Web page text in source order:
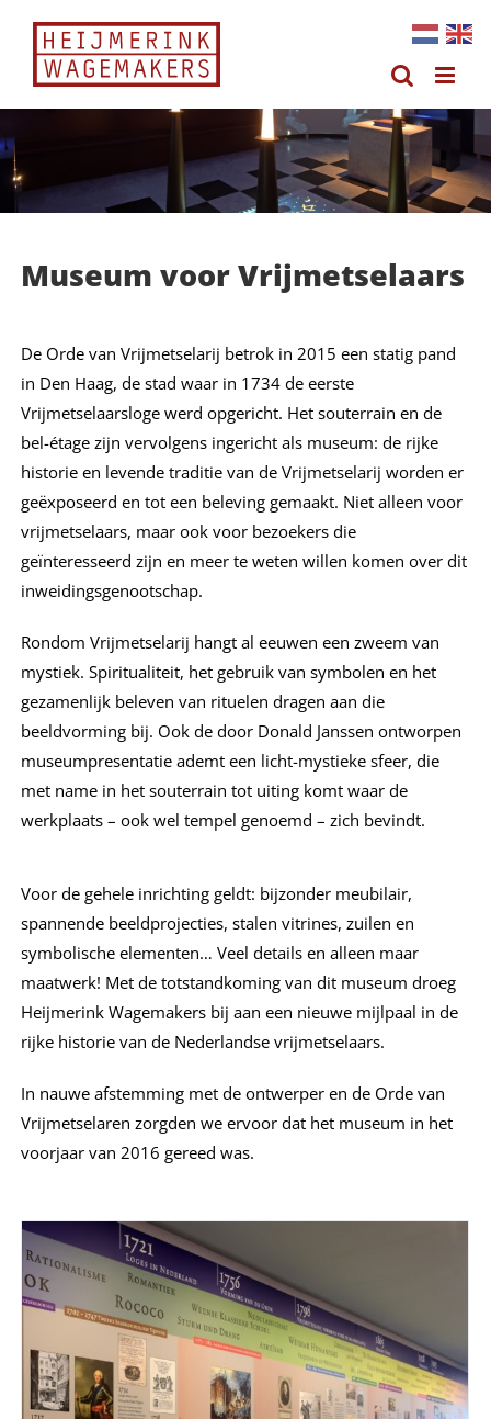
inhoud
Museum voor Vrijmetselaars
De Orde van Vrijmetselarij betrok in 2015 een statig pand
in Den Haag, de stad waar in 1734 de eerste
Vrijmetselaarsloge werd opgericht. Het souterrain en de
bel-étage zijn vervolgens ingericht als museum: de rijke
historie en levende traditie van de Vrijmetselarij worden er
geëxposeerd en tot een beleving gemaakt. Niet alleen voor
vrijmetselaars, maar ook voor bezoekers die
geïnteresseerd zijn en meer te weten willen komen over dit
inweidingsgenootschap.
Rondom Vrijmetselarij hangt al eeuwen een zweem van
mystiek. Spiritualiteit, het gebruik van symbolen en het
gezamenlijk beleven van rituelen dragen aan die
beeldvorming bij. Ook de door Donald Janssen ontworpen
museumpresentatie ademt een licht-mystieke sfeer, die
met name in het souterrain tot uiting komt waar de
werkplaats – ook wel tempel genoemd – zich bevindt.
Voor de gehele inrichting geldt: bijzonder meubilair,
spannende beeldprojecties, stalen vitrines, zuilen en
symbolische elementen… Veel details en alleen maar
maatwerk! Met de totstandkoming van dit museum droeg
Heijmerink Wagemakers bij aan een nieuwe mijlpaal in de
rijke historie van de Nederlandse vrijmetselaars.
In nauwe afstemming met de ontwerper en de Orde van
Vrijmetselaren zorgden we ervoor dat het museum in het
voorjaar van 2016 gereed was.